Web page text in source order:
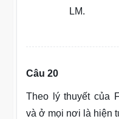
LM.
Câu 20
Theo lý thuyết của
và ở mọi nơi là hiện